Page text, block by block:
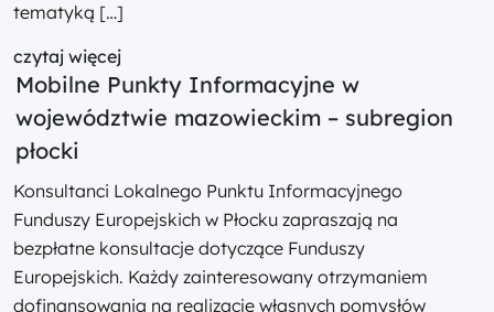
tematyką […]
czytaj więcej
Mobilne Punkty Informacyjne w
województwie mazowieckim – subregion
płocki
Konsultanci Lokalnego Punktu Informacyjnego
Funduszy Europejskich w Płocku zapraszają na
bezpłatne konsultacje dotyczące Funduszy
Europejskich. Każdy zainteresowany otrzymaniem
dofinansowania na realizację własnych pomysłów